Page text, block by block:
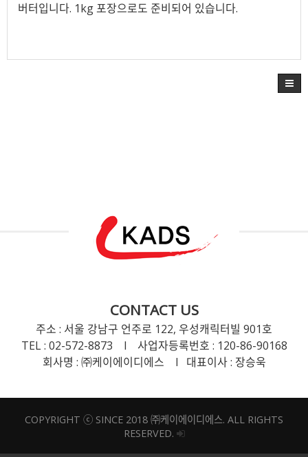
버터입니다. 1kg 포장으로도 준비되어 있습니다.
CONTACT US
주소 : 서울 강남구 언주로 122, 우성캐릭터빌 901호
TEL : 02-572-8873 l 사업자등록번호 : 120-86-90168
회사명 : ㈜케이에이디에스 l 대표이사 : 장승욱
COPYRIGHT ⓒ SINCE 2018 ㈜케이에이디에스. ALL RIGHTS
RESERVED.